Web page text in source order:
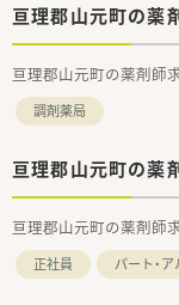
亘理郡山元町の薬
亘理郡山元町の薬剤師
調剤薬局
亘理郡山元町の薬
亘理郡山元町の薬剤師
正社員 パート・